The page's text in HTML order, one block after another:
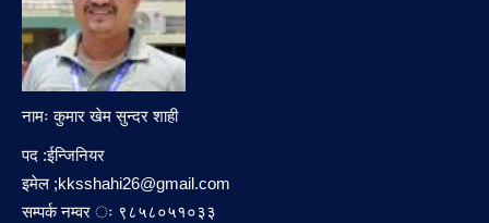
नामः कुमार खेम सुन्दर शाही
पद :ईन्जिनियर
इमेल ;kksshahi26@gmail.com
सम्पर्क नम्वर ः ९८५८०५१०३३